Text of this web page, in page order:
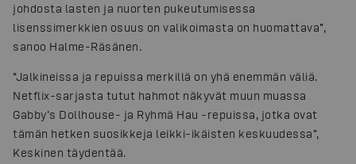
johdosta lasten ja nuorten pukeutumisessa
lisenssimerkkien osuus on valikoimasta on huomattava”,
sanoo Halme-Räsänen.
“Jalkineissa ja repuissa merkillä on yhä enemmän väliä.
Netflix-sarjasta tutut hahmot näkyvät muun muassa
Gabby’s Dollhouse- ja Ryhmä Hau -repuissa, jotka ovat
tämän hetken suosikkeja leikki-ikäisten keskuudessa”,
Keskinen täydentää.